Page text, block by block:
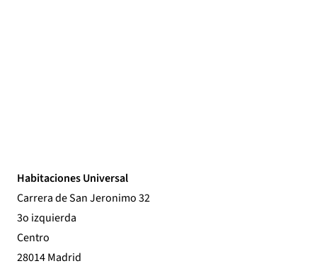
Habitaciones Universal
Carrera de San Jeronimo 32
3o izquierda
Centro
28014 Madrid